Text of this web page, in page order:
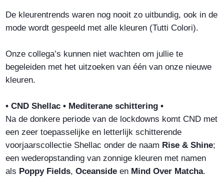
De kleurentrends waren nog nooit zo uitbundig, ook in de
mode wordt gespeeld met alle kleuren (Tutti Colori).
Onze collega’s kunnen niet wachten om jullie te
begeleiden met het uitzoeken van één van onze nieuwe
kleuren.
• CND Shellac • Mediterane schittering •
Na de donkere periode van de lockdowns komt CND met
een zeer toepasselijke en letterlijk schitterende
voorjaarscollectie Shellac onder de naam Rise & Shine;
een wederopstanding van zonnige kleuren met namen
als Poppy Fields, Oceanside en Mind Over Matcha.